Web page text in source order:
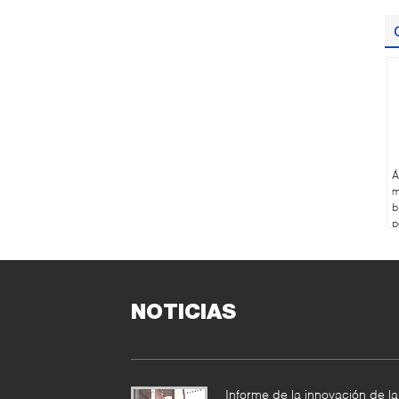
NOTICIAS
Informe de la innovación de la